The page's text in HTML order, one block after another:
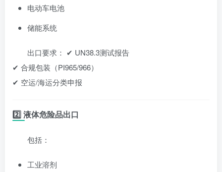
电动车电池
储能系统
出口要求： ✔ UN38.3测试报告
✔ 合规包装（PI965/966）
✔ 空运/海运分类申报
2️⃣ 液体危险品出口
包括：
工业溶剂